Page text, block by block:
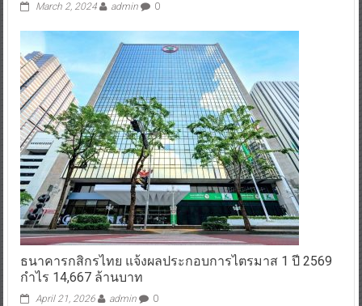
March 2, 2024 admin 0
ธนาคารกสิกรไทย แจ้งผลประกอบการไตรมาส 1 ปี 2569
กำไร 14,667 ล้านบาท
April 21, 2026 admin 0